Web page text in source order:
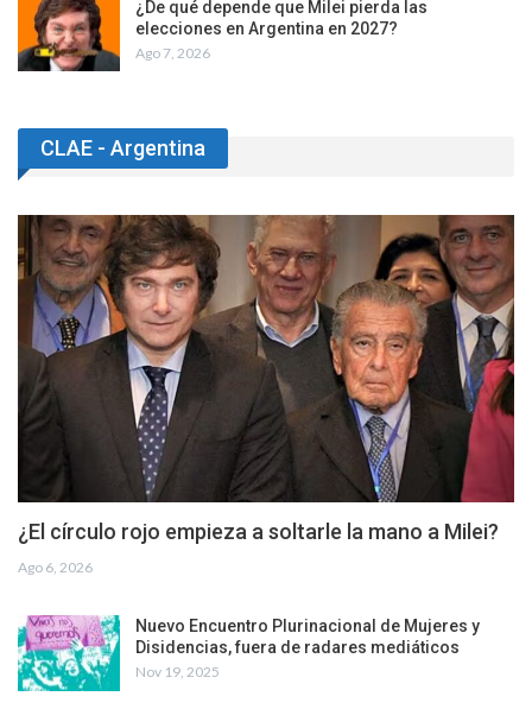
¿De qué depende que Milei pierda las
elecciones en Argentina en 2027?
Ago 7, 2026
CLAE - Argentina
¿El círculo rojo empieza a soltarle la mano a Milei?
Ago 6, 2026
Nuevo Encuentro Plurinacional de Mujeres y
Disidencias, fuera de radares mediáticos
Nov 19, 2025